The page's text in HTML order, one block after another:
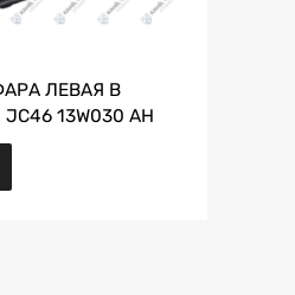
ЛЕВАЯ В
13W030 AH